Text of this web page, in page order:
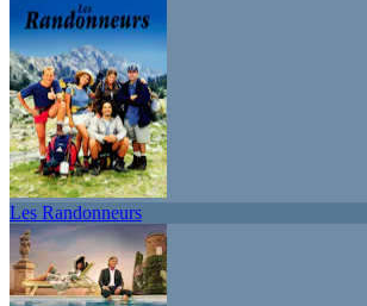
Les Randonneurs